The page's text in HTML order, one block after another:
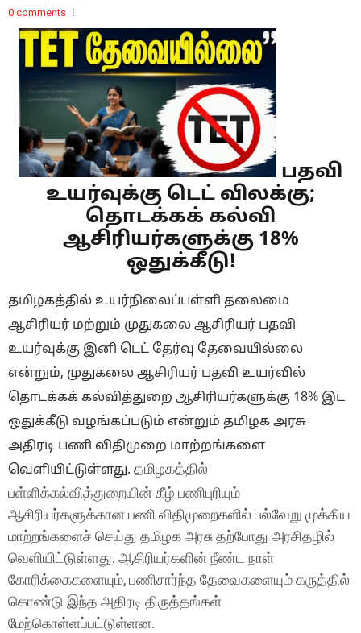
0 comments
பதவி
உயர்வுக்கு டெட் விலக்கு;
தொடக்கக் கல்வி
ஆசிரியர்களுக்கு 18%
ஒதுக்கீடு!
தமிழகத்தில் உயர்நிலைப்பள்ளி தலைமை
ஆசிரியர் மற்றும் முதுகலை ஆசிரியர் பதவி
உயர்வுக்கு இனி டெட் தேர்வு தேவையில்லை
என்றும், முதுகலை ஆசிரியர் பதவி உயர்வில்
தொடக்கக் கல்வித்துறை ஆசிரியர்களுக்கு 18% இட
ஒதுக்கீடு வழங்கப்படும் என்றும் தமிழக அரசு
அதிரடி பணி விதிமுறை மாற்றங்களை
வெளியிட்டுள்ளது. தமிழகத்தில்
பள்ளிக்கல்வித்துறையின் கீழ் பணிபுரியும்
ஆசிரியர்களுக்கான பணி விதிமுறைகளில் பல்வேறு முக்கிய
மாற்றங்களைச் செய்து தமிழக அரசு தற்போது அரசிதழில்
வெளியிட்டுள்ளது. ஆசிரியர்களின் நீண்ட நாள்
கோரிக்கைகளையும், பணிசார்ந்த தேவைகளையும் கருத்தில்
கொண்டு இந்த அதிரடி திருத்தங்கள்
மேற்கொள்ளப்பட்டுள்ளன.